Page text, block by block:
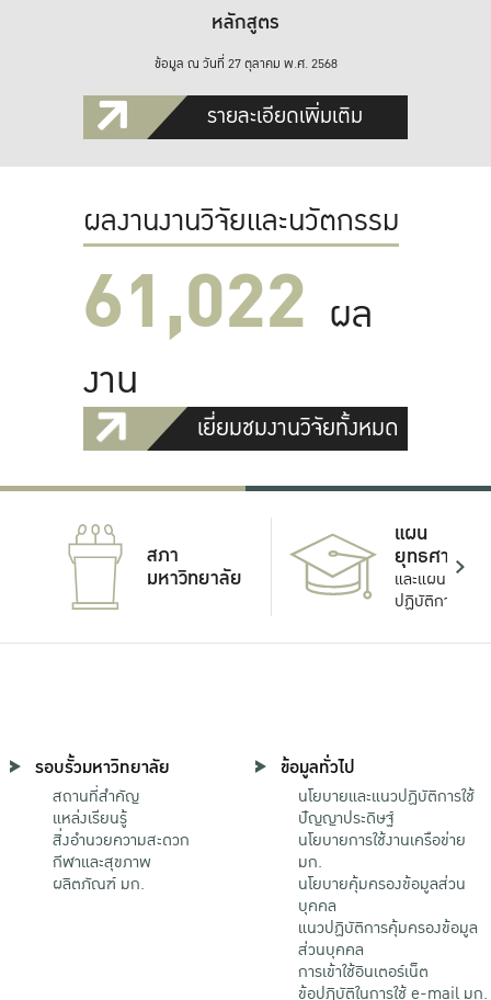
หลักสูตร
ข้อมูล ณ วันที่ 27 ตุลาคม พ.ศ. 2568
รายละเอียดเพิ่มเติม
ผลงานงานวิจัยและนวัตกรรม
61,022 ผล
งาน
เยี่ยมชมงานวิจัยทั้งหมด
สภา
มหาวิทยาลัย
แผน
ยุทธศาสตร์
และแผน
ปฏิบัติการ
รอบรั้วมหาวิทยาลัย
สถานที่สำคัญ
แหล่งเรียนรู้
สิ่งอำนวยความสะดวก
กีฬาและสุขภาพ
ผลิตภัณฑ์ มก.
ข้อมูลทั่วไป
นโยบายและแนวปฏิบัติการใช้
ปัญญาประดิษฐ์
นโยบายการใช้งานเครือข่าย
มก.
นโยบายคุ้มครองข้อมูลส่วน
บุคคล
แนวปฏิบัติการคุ้มครองข้อมูล
ส่วนบุคคล
การเข้าใช้อินเตอร์เน็ต
ข้อปฏิบัติในการใช้ e-mail มก.